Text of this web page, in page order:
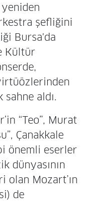
şefliğini
Bursa'da
Kültür
aldı.
“Teo”, Murat
Çanakkale
önemli eserler
dünyasının
olan Mozart’ın
de